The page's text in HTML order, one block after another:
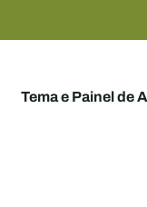
Tema e Painel de